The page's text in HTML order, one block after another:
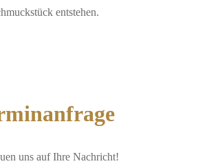
entstehen.
uns auf Ihre Nachricht!